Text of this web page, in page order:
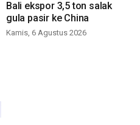
Bali ekspor 3,5 ton salak
gula pasir ke China
Kamis, 6 Agustus 2026